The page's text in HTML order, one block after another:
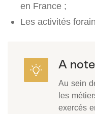
en France ;
Les activités
A
Au sein
les
exercés